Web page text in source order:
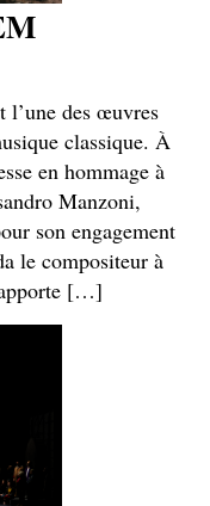
l’une des œuvres
classique. À
en hommage à
Manzoni,
son engagement
le compositeur à
[…]